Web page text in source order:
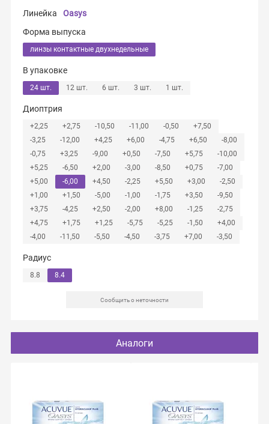
Линейка
Oasys
Форма выпуска
линзы контактные двухнедельные
В упаковке
24 шт. 12 шт. 6 шт. 3 шт. 1 шт.
Диоптрия
+2,25 +2,75 -10,50 -11,00 -0,50
+7,50
-3,25
-12,00 +4,25 +6,00 -4,75 +6,50
-8,00
-0,75
+3,25 -9,00 +0,50 -7,50 +5,75
-10,00
+5,25
-6,50 +2,00 -3,00 -8,50 +0,75
-7,00
+5,00
-6,00 +4,50 -2,25 +5,50 +3,00
-2,50
+1,00
+1,50 -5,00 -1,00 -1,75 +3,50
-9,50
+3,75
-4,25 +2,50 -2,00 +8,00 -1,25
-2,75
+4,75
+1,75 +1,25 -5,75 -5,25 -1,50
+4,00
-4,00
-11,50 -5,50 -4,50 -3,75 +7,00 -3,50
Радиус
8.8 8.4
Сообщить о неточности
Аналоги